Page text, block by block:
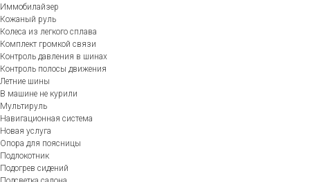
Иммобилайзер
Кожаный руль
Колеса из легкого сплава
Комплект громкой связи
Контроль давления в шинах
Контроль полосы движения
Летние шины
В машине не курили
Мультируль
Навигационная система
Новая услуга
Опора для поясницы
Подлокотник
Подогрев сидений